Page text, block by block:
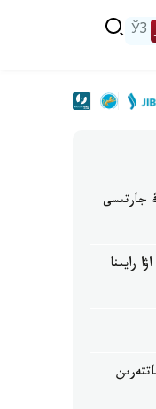
ЎЗ
تەڭ جارتىسى
16 وڭىرگە اۋا رايىنا